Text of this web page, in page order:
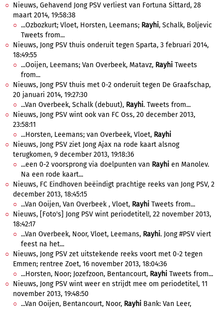
Nieuws, Gehavend Jong PSV verliest van Fortuna Sittard, 28
maart 2014, 19:58:38
...Ozbozkurt; Vloet, Horsten, Leemans; Rayhi, Schalk, Boljevic
Tweets from...
Nieuws, Jong PSV thuis onderuit tegen Sparta, 3 februari 2014,
18:49:55
...Ooijen, Leemans; Van Overbeek, Matavz, Rayhi Tweets
from...
Nieuws, Jong PSV thuis met 0-2 onderuit tegen De Graafschap,
20 januari 2014, 19:27:30
...Van Overbeek, Schalk (debuut), Rayhi. Tweets from...
Nieuws, Jong PSV wint ook van FC Oss, 20 december 2013,
23:58:11
...Horsten, Leemans; van Overbeek, Vloet, Rayhi
Nieuws, Jong PSV ziet Jong Ajax na rode kaart alsnog
terugkomen, 9 december 2013, 19:18:36
...een 0-2 voorsprong via doelpunten van Rayhi en Manolev.
Na een rode kaart...
Nieuws, FC Eindhoven beëindigt prachtige reeks van Jong PSV, 2
december 2013, 18:45:15
...Van Ooijen, Van Overbeek , Vloet, Rayhi Tweets from...
Nieuws, [Foto's] Jong PSV wint periodetitel!, 22 november 2013,
18:42:17
...Van Overbeek, Noor, Vloet, Leemans, Rayhi. Jong #PSV viert
feest na het...
Nieuws, Jong PSV zet uitstekende reeks voort met 0-2 tegen
Emmen; rentree Zoet, 16 november 2013, 18:04:36
...Horsten, Noor; Jozefzoon, Bentancourt, Rayhi Tweets from...
Nieuws, Jong PSV wint weer en strijdt mee om periodetitel, 11
november 2013, 19:48:50
...Van Ooijen, Bentancourt, Noor, Rayhi Bank: Van Leer,